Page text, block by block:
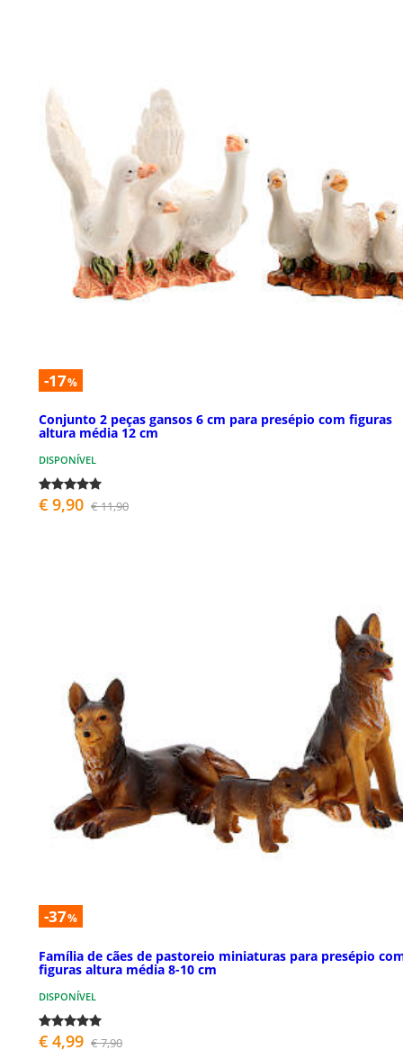
-17%
Conjunto 2 peças gansos 6 cm para presépio com figuras
altura média 12 cm
DISPONÍVEL
€ 9,90 € 11,90
-37%
Família de cães de pastoreio miniaturas para presépio
figuras altura média 8-10 cm
DISPONÍVEL
€ 4,99 € 7,90